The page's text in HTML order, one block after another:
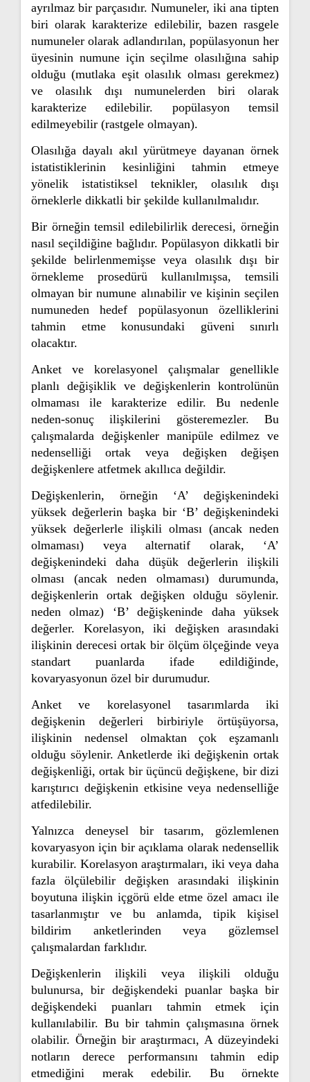
ayrılmaz bir parçasıdır. Numuneler, iki ana tipten
biri olarak karakterize edilebilir, bazen rasgele
numuneler olarak adlandırılan, popülasyonun her
üyesinin numune için seçilme olasılığına sahip
olduğu (mutlaka eşit olasılık olması gerekmez)
ve olasılık dışı numunelerden biri olarak
karakterize edilebilir. popülasyon temsil
edilmeyebilir (rastgele olmayan).
Olasılığa dayalı akıl yürütmeye dayanan örnek
istatistiklerinin kesinliğini tahmin etmeye
yönelik istatistiksel teknikler, olasılık dışı
örneklerle dikkatli bir şekilde kullanılmalıdır.
Bir örneğin temsil edilebilirlik derecesi, örneğin
nasıl seçildiğine bağlıdır. Popülasyon dikkatli bir
şekilde belirlenmemişse veya olasılık dışı bir
örnekleme prosedürü kullanılmışsa, temsili
olmayan bir numune alınabilir ve kişinin seçilen
numuneden hedef popülasyonun özelliklerini
tahmin etme konusundaki güveni sınırlı
olacaktır.
Anket ve korelasyonel çalışmalar genellikle
planlı değişiklik ve değişkenlerin kontrolünün
olmaması ile karakterize edilir. Bu nedenle
neden-sonuç ilişkilerini gösteremezler. Bu
çalışmalarda değişkenler manipüle edilmez ve
nedenselliği ortak veya değişken değişen
değişkenlere atfetmek akıllıca değildir.
Değişkenlerin, örneğin ‘A’ değişkenindeki
yüksek değerlerin başka bir ‘B’ değişkenindeki
yüksek değerlerle ilişkili olması (ancak neden
olmaması) veya alternatif olarak, ‘A’
değişkenindeki daha düşük değerlerin ilişkili
olması (ancak neden olmaması) durumunda,
değişkenlerin ortak değişken olduğu söylenir.
neden olmaz) ‘B’ değişkeninde daha yüksek
değerler. Korelasyon, iki değişken arasındaki
ilişkinin derecesi ortak bir ölçüm ölçeğinde veya
standart puanlarda ifade edildiğinde,
kovaryasyonun özel bir durumudur.
Anket ve korelasyonel tasarımlarda iki
değişkenin değerleri birbiriyle örtüşüyorsa,
ilişkinin nedensel olmaktan çok eşzamanlı
olduğu söylenir. Anketlerde iki değişkenin ortak
değişkenliği, ortak bir üçüncü değişkene, bir dizi
karıştırıcı değişkenin etkisine veya nedenselliğe
atfedilebilir.
Yalnızca deneysel bir tasarım, gözlemlenen
kovaryasyon için bir açıklama olarak nedensellik
kurabilir. Korelasyon araştırmaları, iki veya daha
fazla ölçülebilir değişken arasındaki ilişkinin
boyutuna ilişkin içgörü elde etme özel amacı ile
tasarlanmıştır ve bu anlamda, tipik kişisel
bildirim anketlerinden veya gözlemsel
çalışmalardan farklıdır.
Değişkenlerin ilişkili veya ilişkili olduğu
bulunursa, bir değişkendeki puanlar başka bir
değişkendeki puanları tahmin etmek için
kullanılabilir. Bu bir tahmin çalışmasına örnek
olabilir. Örneğin bir araştırmacı, A düzeyindeki
notların derece performansını tahmin edip
etmediğini merak edebilir. Bu örnekte